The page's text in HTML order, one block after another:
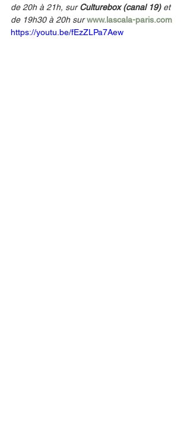
de 20h à 21h, sur Culturebox (canal 19) et
de 19h30 à 20h sur www.lascala-paris.com
https://youtu.be/fEzZLPa7Aew